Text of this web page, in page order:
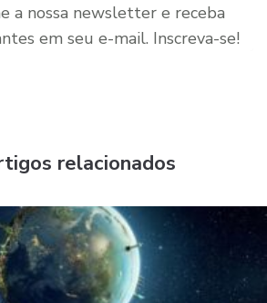
a nossa newsletter e receba
em seu e-mail. Inscreva-se!
relacionados